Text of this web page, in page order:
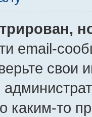
email-
свои
каким-то